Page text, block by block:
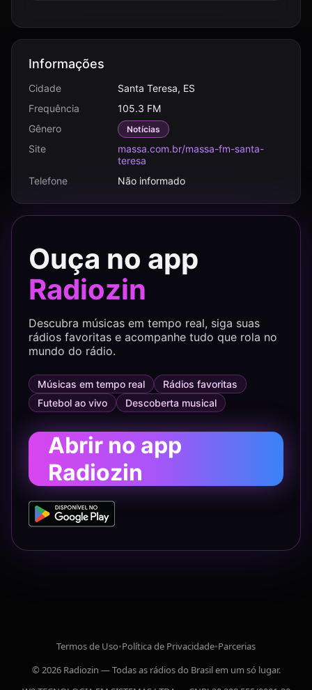
Informações
Cidade
Santa Teresa, ES
Frequência
105.3 FM
Gênero
Notícias
Site
massa.com.br/massa-fm-santa-
teresa
Telefone
Não informado
Ouça no app
Radiozin
Descubra músicas em tempo real, siga suas
rádios favoritas e acompanhe tudo que rola no
mundo do rádio.
Músicas em tempo real
Rádios favoritas
Futebol ao vivo
Descoberta musical
Abrir no app
Radiozin
Termos de Uso•Política de Privacidade•Parcerias
© 2026 Radiozin — Todas as rádios do Brasil em um só lugar.